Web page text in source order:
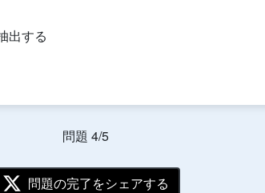
出する
問題 4/5
問題の完了をシェアする